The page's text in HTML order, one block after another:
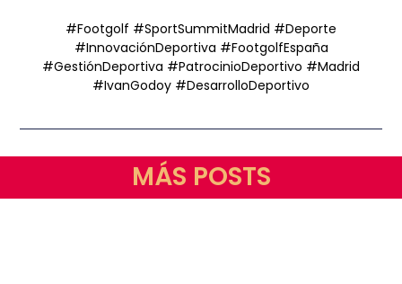
#Footgolf #SportSummitMadrid #Deporte
#InnovaciónDeportiva #FootgolfEspaña
#GestiónDeportiva #PatrocinioDeportivo #Madrid
#IvanGodoy #DesarrolloDeportivo
MÁS POSTS